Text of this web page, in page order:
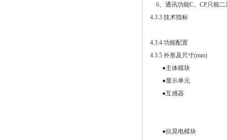
6、通讯功能C、CP只能二
4.3.3 技术指标
4.3.4 功能配置
4.3.5 外形及尺寸(mm)
●主体模块
●显示单元
●互感器
●抗晃电模块